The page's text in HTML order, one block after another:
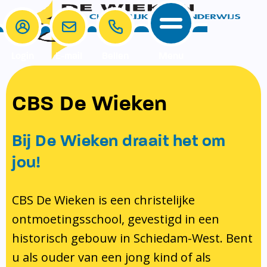
School
School
Onze visie rondom christelijke
identiteit
Pedagogisch klimaat en veiligheid
Bibliotheek
Ondersteuning
Ouders
MR & GMR
Aanmelden nieuwe leerling
Verlof aanvragen
Bibliotheek op school
Te weinig geld?
Contact
E-mail
CBS De Wieken
Bij De Wieken draait het om
jou!
CBS De Wieken is een christelijke
ontmoetingsschool, gevestigd in een
historisch gebouw in Schiedam-West. Bent
u als ouder van een jong kind of als